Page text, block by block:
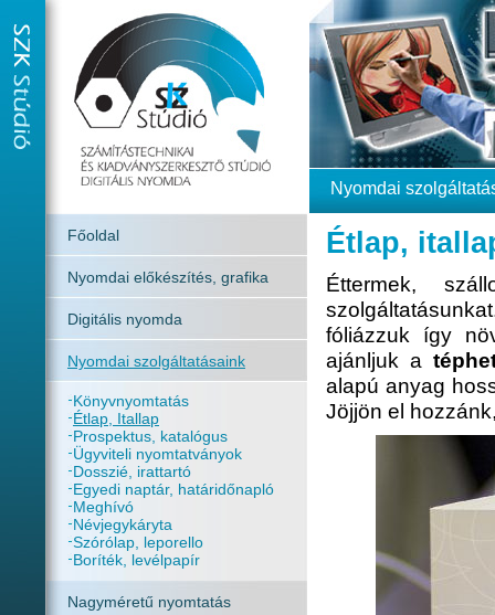
Főoldal
Nyomdai előkészítés, grafika
Digitális nyomda
Nyomdai szolgáltatásaink
Könyvnyomtatás
Étlap, Itallap
Prospektus, katalógus
Ügyviteli nyomtatványok
Dosszié, irattartó
Egyedi naptár, határidőnapló
Meghívó
Névjegykáryta
Szórólap, leporello
Boríték, levélpapír
Nagyméretű nyomtatás
Nyomdai
Étlap,
Éttermek,
fóliázzuk így
ajánljuk a
alapú anyag
Jöjjön el